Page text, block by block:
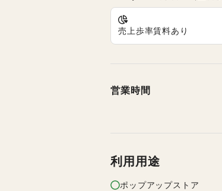
売上歩率賃料あり
営業時間
利用用途
ポップアップストア